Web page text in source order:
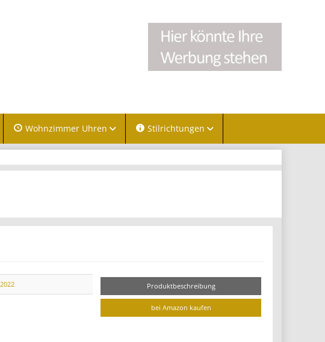
Wohnzimmer Uhren Stilrichtungen
Produktbeschreibung
bei Amazon kaufen